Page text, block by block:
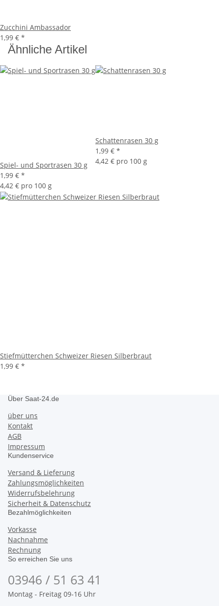
Zucchini Ambassador
1,99 € *
Ähnliche Artikel
Spiel- und Sportrasen 30 g
1,99 € *
4,42 € pro 100 g
Schattenrasen 30 g
1,99 € *
4,42 € pro 100 g
Stiefmütterchen Schweizer Riesen Silberbraut
1,99 € *
Über Saat-24.de
über uns
Kontakt
AGB
Impressum
Kundenservice
Versand & Lieferung
Zahlungsmöglichkeiten
Widerrufsbelehrung
Sicherheit & Datenschutz
Bezahlmöglichkeiten
Vorkasse
Nachnahme
Rechnung
So erreichen Sie uns
03946 / 51 63 41
Montag - Freitag 09-16 Uhr